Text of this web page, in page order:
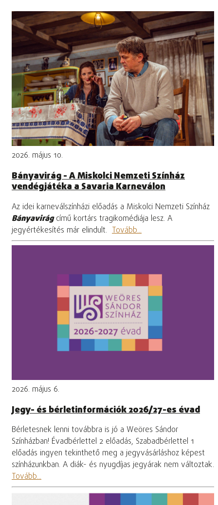
2026. május 10.
Bányavirág - A Miskolci Nemzeti Színház
vendégjátéka a Savaria Karneválon
Az idei karneválszínházi előadás a Miskolci Nemzeti Színház
Bányavirágcímű kortárs tragikomédiája lesz. A
jegyértékesítés már elindult. Tovább...
2026. május 6.
Jegy- és bérletinformációk 2026/27-es évad
Bérletesnek lenni továbbra is jó a Weöres Sándor
Színházban! Évadbérlettel 2 előadás, Szabadbérlettel 1
előadás ingyen tekinthető meg a jegyvásárláshoz képest
színházunkban. A diák- és nyugdíjas jegyárak nem változtak.
Tovább...